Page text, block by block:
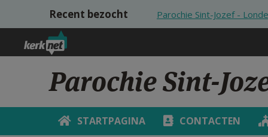
Overslaan en naar de inhoud gaan
Recent bezocht Parochie Sint-Jozef -
Parochie Sint-
STARTPAGINA CONTACTEN